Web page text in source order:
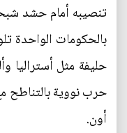
تنصيبه أمام حشد
بالحكومات الواحدة
حليفة مثل أستراليا
حرب نووية بالتناطح
أون.